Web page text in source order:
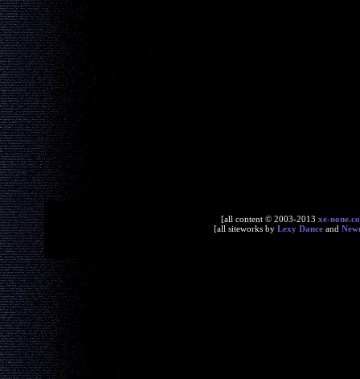
[all content © 2003-2013 xe-
[all siteworks by Lexy Danceand